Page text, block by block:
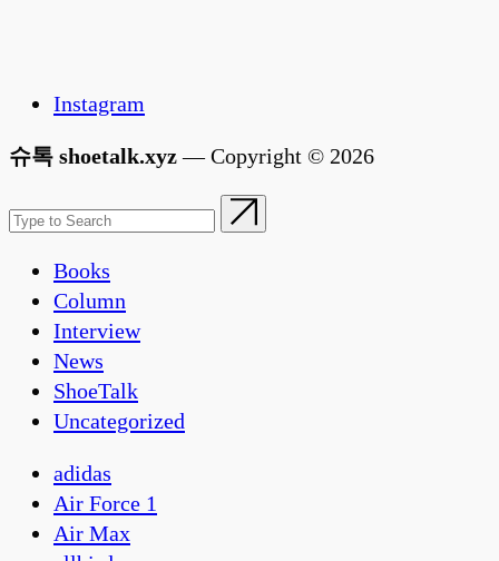
Instagram
슈톡 shoetalk.xyz— Copyright © 2026
Books
Column
Interview
News
ShoeTalk
Uncategorized
adidas
Air Force 1
Air Max